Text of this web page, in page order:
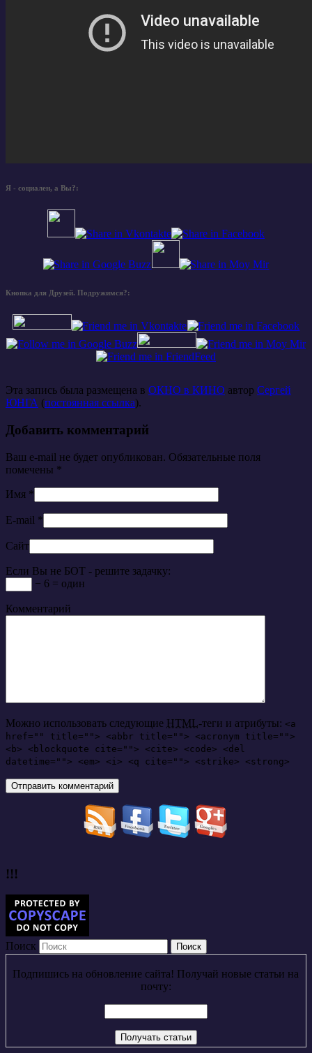
Я - социален, а Вы?:
Кнопка для Друзей. Подружимся?:
Эта запись была размещена в ОКНО в КИНО автор Сергей
ЮНГА (постоянная ссылка).
Добавить комментарий
Ваш e-mail не будет опубликован. Обязательные поля
помечены *
Имя *
E-mail *
Сайт
Если Вы не БОТ - решите задачку:
− 6 = один
Комментарий
Можно использовать следующие HTML-теги и атрибуты: <a
href="" title=""> <abbr title=""> <acronym title="">
<b> <blockquote cite=""> <cite> <code> <del
datetime=""> <em> <i> <q cite=""> <strike> <strong>
!!!
Поиск
Подпишись на обновление сайта! Получай новые статьи на
почту: